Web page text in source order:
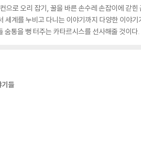
컨으로 오리 잡기, 꿀을 바른 손수레 손잡이에
세계를 누비고 다니는 이야기까지 다양한 이야
숨통을 뻥 터주는 카타르시스를 선사해줄 것이다.
기들